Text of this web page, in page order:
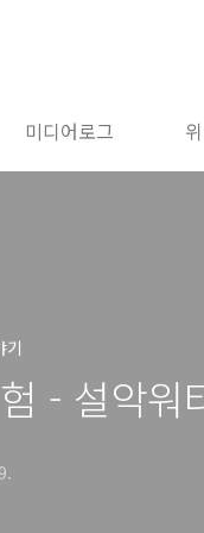
미디어로그
기
- 설악워